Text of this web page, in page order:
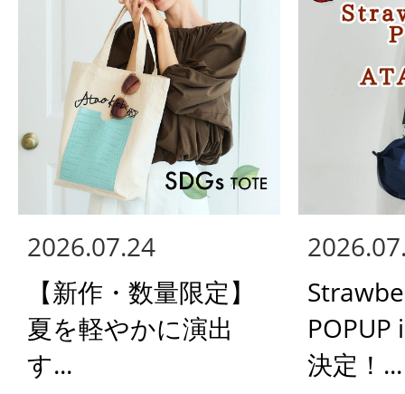
2026.07.24
【新作・数量限定】
夏を軽やかに演出
す...
POPUP
決定！...